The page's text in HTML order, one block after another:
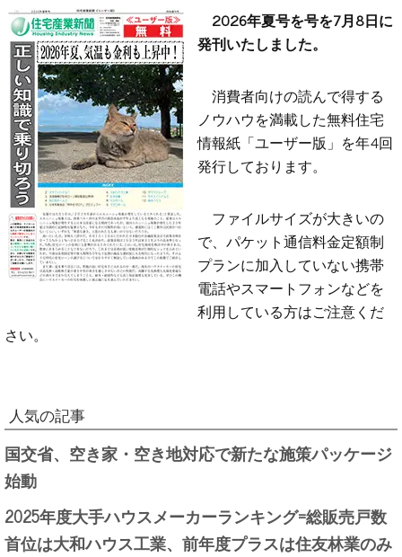
2026年夏号を号を7月8日に
発刊いたしました。
消費者向けの読んで得する
ノウハウを満載した無料住宅
情報紙「ユーザー版」を年4回
発行しております。
ファイルサイズが大きいの
で、パケット通信料金定額制
プランに加入していない携帯
電話やスマートフォンなどを
利用している方はご注意くだ
さい。
人気の記事
国交省、空き家・空き地対応で新たな施策パッケージ
始動
2025年度大手ハウスメーカーランキング=総販売戸数
首位は大和ハウス工業、前年度プラスは住友林業のみ